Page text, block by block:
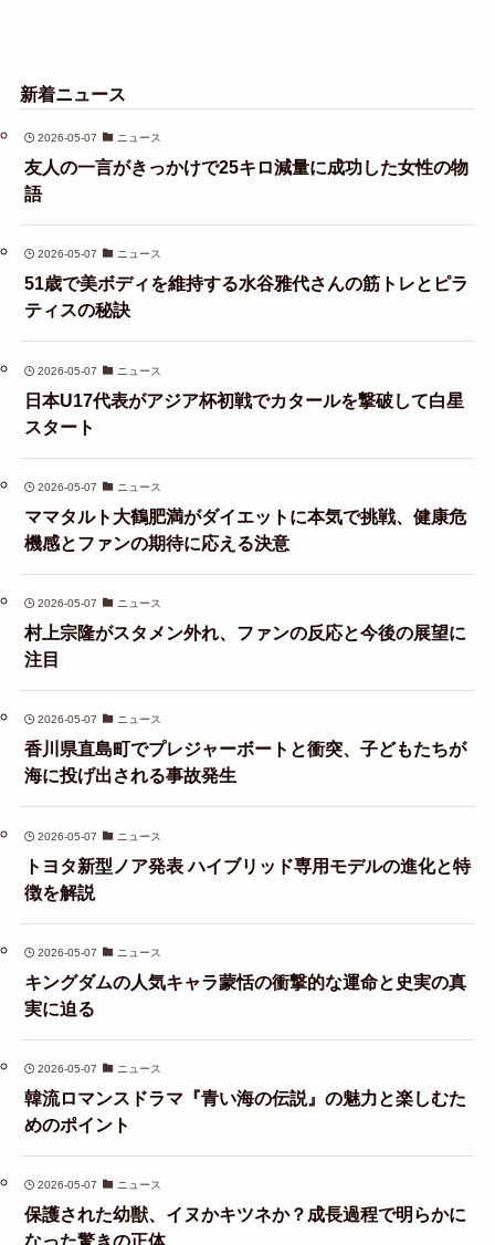
新着ニュース
2026-05-07 ニュース
友人の一言がきっかけで25キロ減量に成功した女性の物
語
2026-05-07 ニュース
51歳で美ボディを維持する水谷雅代さんの筋トレとピラ
ティスの秘訣
2026-05-07 ニュース
日本U17代表がアジア杯初戦でカタールを撃破して白星
スタート
2026-05-07 ニュース
ママタルト大鶴肥満がダイエットに本気で挑戦、健康危
機感とファンの期待に応える決意
2026-05-07 ニュース
村上宗隆がスタメン外れ、ファンの反応と今後の展望に
注目
2026-05-07 ニュース
香川県直島町でプレジャーボートと衝突、子どもたちが
海に投げ出される事故発生
2026-05-07 ニュース
トヨタ新型ノア発表 ハイブリッド専用モデルの進化と特
徴を解説
2026-05-07 ニュース
キングダムの人気キャラ蒙恬の衝撃的な運命と史実の真
実に迫る
2026-05-07 ニュース
韓流ロマンスドラマ『青い海の伝説』の魅力と楽しむた
めのポイント
2026-05-07 ニュース
保護された幼獣、イヌかキツネか？成長過程で明らかに
なった驚きの正体